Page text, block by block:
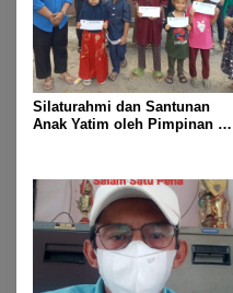
Silaturahmi dan Santunan
Anak Yatim oleh Pimpinan PT